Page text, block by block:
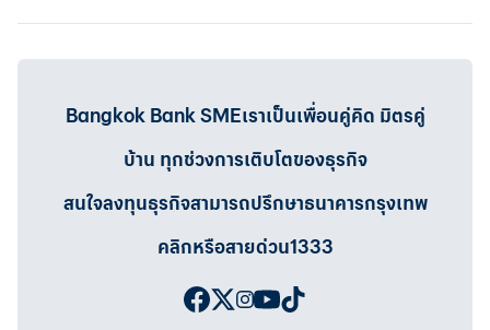
Bangkok Bank SMEเราเป็นเพื่อนคู่คิด มิตรคู่
บ้าน ทุกช่วงการเติบโตของธุรกิจ
สนใจลงทุนธุรกิจสามารถปรึกษาธนาคารกรุงเทพ
คลิกหรือสายด่วน1333